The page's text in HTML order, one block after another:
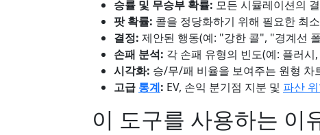
승률 및 무승부 확률: 모든 시뮬레이션의
팟 확률: 콜을 정당화하기 위해 필요한 최
결정: 제안된 행동(예: "강한 콜", "경계선
손패 분석: 각 손패 유형의 빈도(예: 플러시
시각화: 승/무/패 비율을 보여주는 원형 차
고급 통계: EV, 손익 분기점 지분 및 파산
이 도구를 사용하는 이